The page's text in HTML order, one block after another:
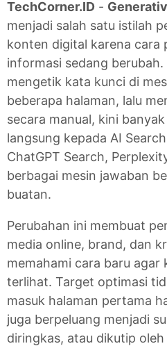
TechCorner.ID -
menjadi salah satu istilah
konten digital karena cara
informasi sedang
mengetik kata kunci di
beberapa halaman, lalu
secara manual, kini
langsung kepada AI
ChatGPT Search,
berbagai mesin jawaban
buatan.
Perubahan ini membuat
media online, brand, dan
memahami cara baru
terlihat. Target optimasi
masuk halaman pertama
juga berpeluang menjadi
diringkas, atau dikutip